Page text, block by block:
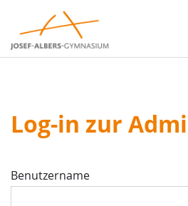
Log-in zur
Benutzername